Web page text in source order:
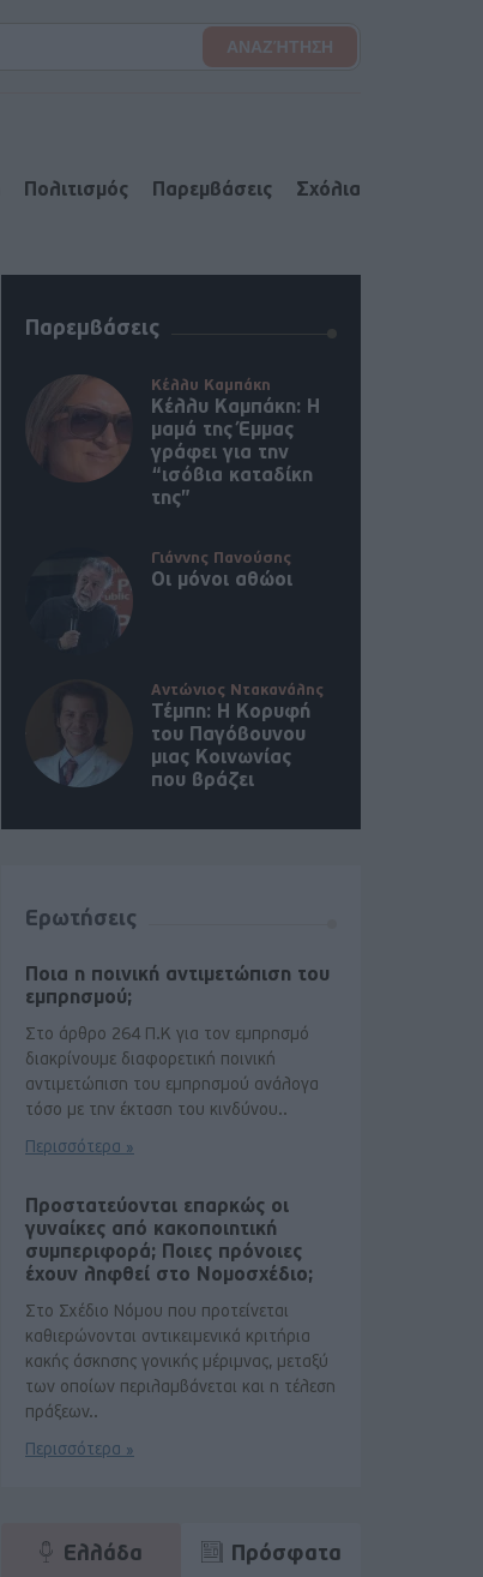
Πολιτισμός Παρεμβάσεις Σχόλια
Παρεμβάσεις
Κέλλυ Καμπάκη
Κέλλυ Καμπάκη: Η
μαμά της Έμμας
γράφει για την
“ισόβια καταδίκη
της”
Γιάννης Πανούσης
Οι μόνοι αθώοι
Αντώνιος Ντακανάλης
Τέμπη: Η Κορυφή
του Παγόβουνου
μιας Κοινωνίας
που βράζει
Ερωτήσεις
Ποια η ποινική αντιμετώπιση του
εμπρησμού;
Στο άρθρο 264 Π.Κ για τον εμπρησμό
διακρίνουμε διαφορετική ποινική
αντιμετώπιση του εμπρησμού ανάλογα
τόσο με την έκταση του κινδύνου..
Περισσότερα »
Προστατεύονται επαρκώς οι
γυναίκες από κακοποιητική
συμπεριφορά; Ποιες πρόνοιες
έχουν ληφθεί στο Νομοσχέδιο;
Στο Σχέδιο Νόμου που προτείνεται
καθιερώνονται αντικειμενικά κριτήρια
κακής άσκησης γονικής μέριμνας, μεταξύ
των οποίων περιλαμβάνεται και η τέλεση
πράξεων..
Περισσότερα »
Ελλάδα Πρόσφατα